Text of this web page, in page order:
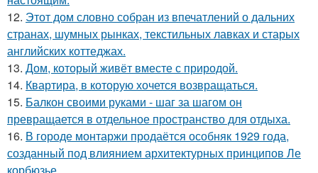
12. Этот дом словно собран из впечатлений о дальних
странах, шумных рынках, текстильных лавках и старых
английских коттеджах.
13. Дом, который живёт вместе с природой.
14. Квартира, в которую хочется возвращаться.
15. Балкон своими руками - шаг за шагом он
превращается в отдельное пространство для отдыха.
16. В городе монтаржи продаётся особняк 1929 года,
созданный под влиянием архитектурных принципов Ле
корбюзье.